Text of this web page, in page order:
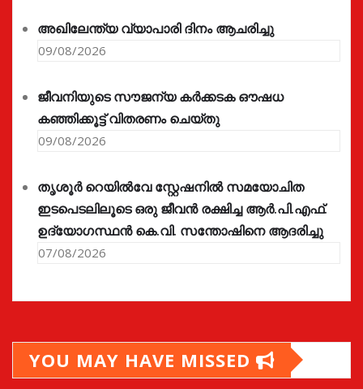
അഖിലേന്ത്യ വ്യാപാരി ദിനം ആചരിച്ചു
09/08/2026
ജീവനിയുടെ സൗജന്യ കർക്കടക ഔഷധ
കഞ്ഞിക്കൂട്ട് വിതരണം ചെയ്തു
09/08/2026
തൃശൂർ റെയിൽവേ സ്റ്റേഷനിൽ സമയോചിത
ഇടപെടലിലൂടെ ഒരു ജീവൻ രക്ഷിച്ച ആർ.പി.എഫ്.
ഉദ്യോഗസ്ഥൻ കെ.വി. സന്തോഷിനെ ആദരിച്ചു
07/08/2026
YOU MAY HAVE MISSED